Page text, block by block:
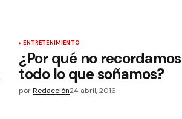
ENTRETENIMIENTO
¿Por qué no recordamos
todo lo que soñamos?
por Redacción24 abril, 2016